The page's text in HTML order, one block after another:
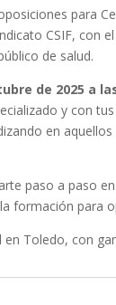
para
CSIF, con
de salud.
de 2025 a
y con
en
paso a paso
formación para
Toledo, con